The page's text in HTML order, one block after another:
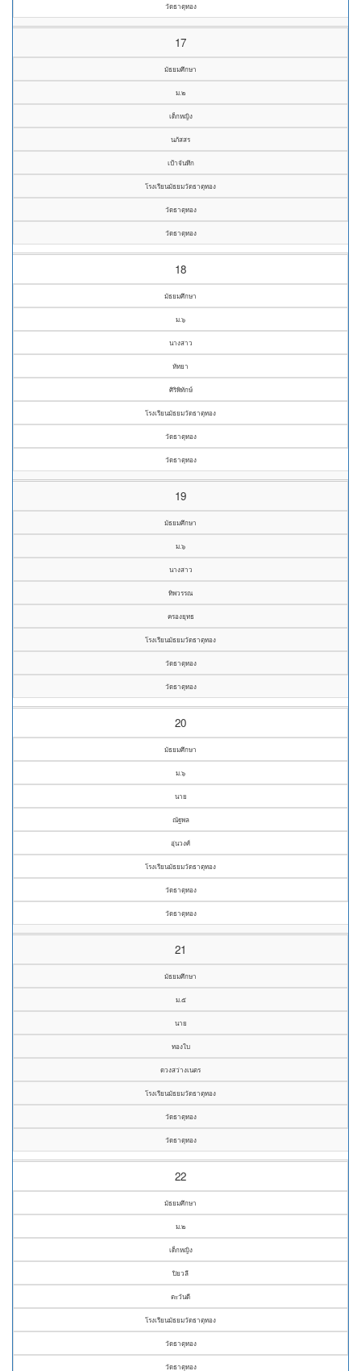
วัดธาตุทอง
17
มัธยมศึกษา
ม.๒
เด็กหญิง
นภัสสร
เป้าจันทึก
โรงเรียนมัธยมวัดธาตุทอง
วัดธาตุทอง
วัดธาตุทอง
18
มัธยมศึกษา
ม.๖
นางสาว
หัทยา
ศิริพิทักษ์
โรงเรียนมัธยมวัดธาตุทอง
วัดธาตุทอง
วัดธาตุทอง
19
มัธยมศึกษา
ม.๖
นางสาว
ทิพวรรณ
ครองยุทธ
โรงเรียนมัธยมวัดธาตุทอง
วัดธาตุทอง
วัดธาตุทอง
20
มัธยมศึกษา
ม.๖
นาย
ณัฐพล
อุ่นวงศ์
โรงเรียนมัธยมวัดธาตุทอง
วัดธาตุทอง
วัดธาตุทอง
21
มัธยมศึกษา
ม.๕
นาย
ทองใบ
ดวงสว่างเนตร
โรงเรียนมัธยมวัดธาตุทอง
วัดธาตุทอง
วัดธาตุทอง
22
มัธยมศึกษา
ม.๒
เด็กหญิง
ปิยวลี
ตะวันดี
โรงเรียนมัธยมวัดธาตุทอง
วัดธาตุทอง
วัดธาตุทอง